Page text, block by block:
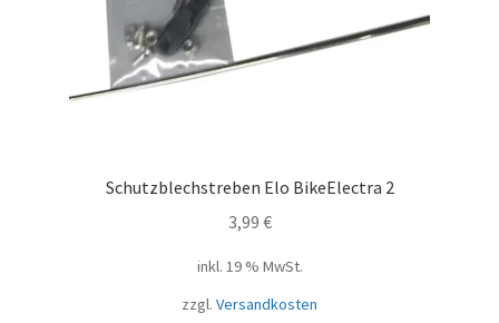
Schutzblechstreben Elo BikeElectra 2
3,99 €
inkl. 19 % MwSt.
zzgl. Versandkosten